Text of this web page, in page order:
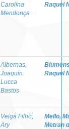
Carolina
Mendonça
Raquel
Albernas,
Joaquin
Lucca
Bastos
Raquel
Veiga Filho,
Ary
Mello,
Metran